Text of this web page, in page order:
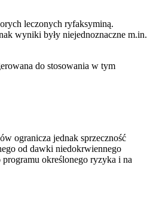
leczonych ryfaksyminą.
wyniki były niejednoznaczne m.in.
do stosowania w tym
ogranicza jednak sprzeczność
od dawki niedokrwiennego
określonego ryzyka i na